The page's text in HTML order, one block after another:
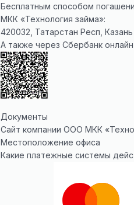
Бесплатным способом
МКК «Технология займа»:
420032, Татарстан Респ,
А также через Сбербанк
Документы
Сайт компании ООО МКК
Местоположение офиса
Какие платежные системы